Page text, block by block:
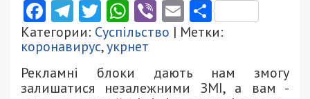
Facebook
Telegram
Twitter
WhatsApp
ViberEmail
Категории: Суспільство | Метки:
коронавирус,укрнет
Рекламні блоки дають нам змогу
залишатися незалежними ЗМІ, а вам -